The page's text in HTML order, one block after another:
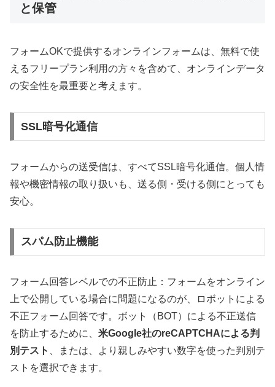
と保管
フォームOKで提供するオンラインフォームは、無料で使
えるフリープラン利用の方々を含めて、オンラインデータ
の安全性を最重要と考えます。
SSL暗号化通信
フォームからの送受信は、すべてSSL暗号化通信。個人情
報や機密情報の取り扱いも、送る側・受ける側にとっても
安心。
スパム防止機能
フォーム回答レベルでの不正防止：フォームをオンライン
上で公開している場合に問題になるのが、ロボットによる
不正フォーム回答です。ボット（BOT）による不正送信
を防止するために、 米Google社のreCAPTCHAによる判
別テスト 、または、より親しみやすい数字を使った判別テ
ストを選択できます。